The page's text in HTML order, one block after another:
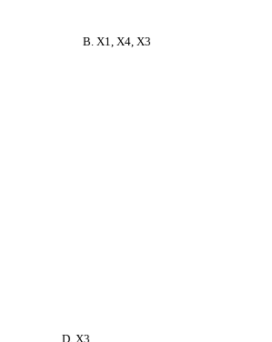
tố B. X1, X4, X3
D. X3